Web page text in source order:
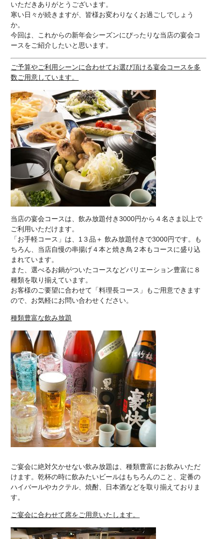
いただきありがとうございます。
寒い日々が続きますが、皆様お変わりなくお過ごしでしょう
か。
今回は、これからの新年会シーズンにぴったりな当店の宴会コ
ースをご紹介したいと思います。
ご予算やご利用シーンに合わせてお選び頂ける宴会コースを多
数ご用意しています。
当店の宴会コースは、飲み放題付き3000円から４名さま以上で
ご利用いただけます。
「お手軽コース 」は、1３品＋ 飲み放題付きで3000円です。も
ちろん、当店自慢の串揚げ４本と焼き鳥２本もコースに盛り込
まれています。
また、選べるお鍋がついたコースなどバリエーション豊富に８
種類を取り揃えています。
お客様のご要望に合わせて「料理長コース 」もご用意できます
ので、お気軽にお問い合わせください。
種類豊富な飲み放題
ご宴会に絶対欠かせない飲み放題は、種類豊富にお飲みいただ
けます。乾杯の時に飲みたいビールはもちろんのこと、定番の
ハイバールやカクテル、焼酎、日本酒などを取り揃えておりま
す。
ご宴会に合わせて席をご用意いたします。